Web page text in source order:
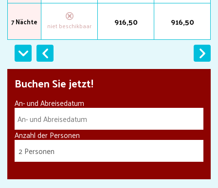
7 Nächte 916,50 916,50
Buchen Sie jetzt!
An- und Abreisedatum
Anzahl der Personen
2 Personen